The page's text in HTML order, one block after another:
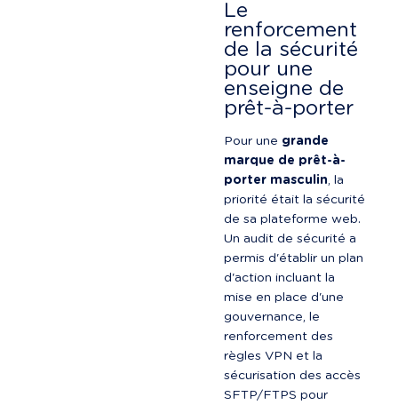
Le
renforcement
de la sécurité
pour une
enseigne de
prêt-à-porter
Pour une grande
marque de prêt-à-
porter masculin, la
priorité était la sécurité
de sa plateforme web.
Un audit de sécurité a
permis d'établir un plan
d'action incluant la
mise en place d'une
gouvernance, le
renforcement des
règles VPN et la
sécurisation des accès
SFTP/FTPS pour